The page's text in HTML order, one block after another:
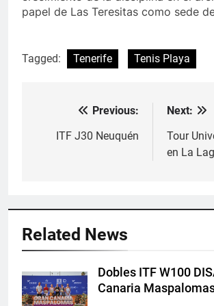
papel de Las Teresitas como sede
Tagged: Tenerife Tenis Playa
Navegación
Previous:
ITF J30 Neuquén
Next:
Tour
en La
Related News
Dobles ITF W100
Canaria